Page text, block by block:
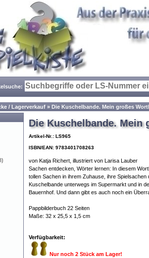
/ Lagerverkauf » Die Kuschelbande. Mein großes
Die Kuschelbande. Mein
Artikel-Nr.: LS965
ISBN/EAN: 9783401708263
von Katja Richert, illustriert von Larisa Lauber
Sachen entdecken, Wörter lernen: In diesem
tollen Sachen in ihrem Zuhause, ihre
Kuschelbande unterwegs im Supermarkt und in
Bauernhof. Und dann gibt es auch noch ein
Pappbilderbuch 22 Seiten
Maße: 32 x 25,5 x 1,5 cm
Verfügbarkeit:
Nur noch 2 Stück am Lager!